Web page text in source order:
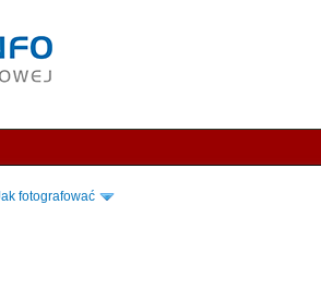
fotografować